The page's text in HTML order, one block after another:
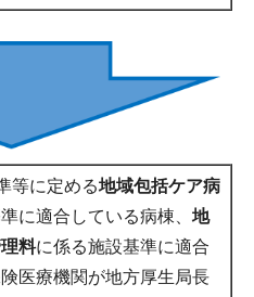
等に定める地域包括ケア病
に適合している病棟、 地
料に係る施設基準に適合
医療機関が地方厚生局長